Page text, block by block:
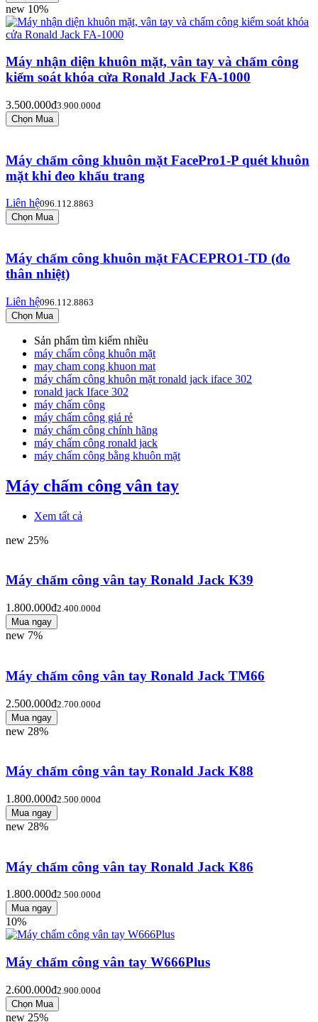
new 10%
Máy nhận diện khuôn mặt, vân tay và chấm công
kiểm soát khóa cửa Ronald Jack FA-1000
3.500.000đ3.900.000đ
Máy chấm công khuôn mặt FacePro1-P quét khuôn
mặt khi đeo khẩu trang
Liên hệ096.112.8863
Máy chấm công khuôn mặt FACEPRO1-TD (đo
thân nhiệt)
Liên hệ096.112.8863
Sản phẩm tìm kiếm nhiều
máy chấm công khuôn mặt
may cham cong khuon mat
máy chấm công khuôn mặt ronald jack iface 302
ronald jack Iface 302
máy chấm công
máy chấm công giá rẻ
máy chấm công chính hãng
máy chấm công ronald jack
máy chấm công bằng khuôn mặt
Máy chấm công vân tay
Xem tất cả
new 25%
Máy chấm công vân tay Ronald Jack K39
1.800.000đ2.400.000đ
new 7%
Máy chấm công vân tay Ronald Jack TM66
2.500.000đ2.700.000đ
new 28%
Máy chấm công vân tay Ronald Jack K88
1.800.000đ2.500.000đ
new 28%
Máy chấm công vân tay Ronald Jack K86
1.800.000đ2.500.000đ
10%
Máy chấm công vân tay W666Plus
2.600.000đ2.900.000đ
new 25%